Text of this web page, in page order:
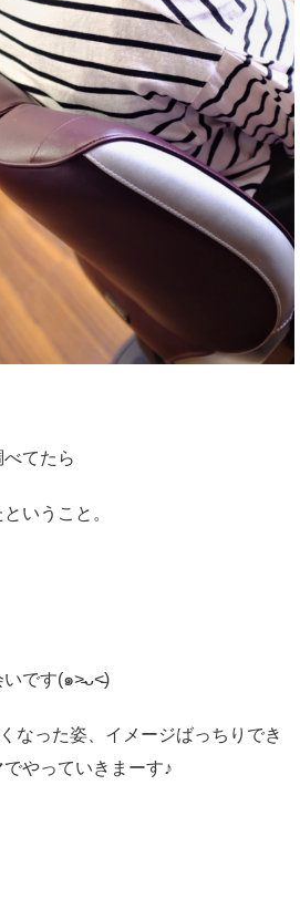
てたら
いうこと。
いです(๑˃̵ᴗ˂̵)
なった姿、イメージばっちりでき
やっていきまーす♪